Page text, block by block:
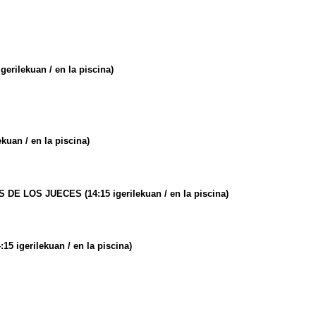
/ en la piscina)
/ en la piscina)
DE LOS JUECES (14:15 igerilekuan / en la piscina)
igerilekuan / en la piscina)